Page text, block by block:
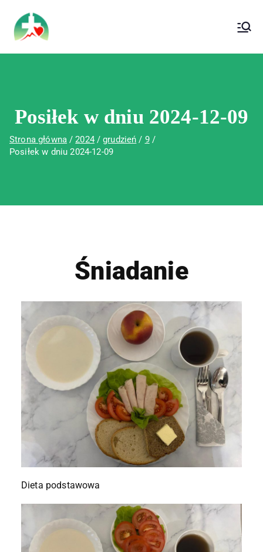
Wojewódzki Szpital Specjalistyczny im.
Św. Rafała w Czerwonej Górze
Posiłek w dniu 2024-12-09
Strona główna 2024 grudzień
9
Posiłek w dniu 2024-12-09
Śniadanie
Dieta podstawowa